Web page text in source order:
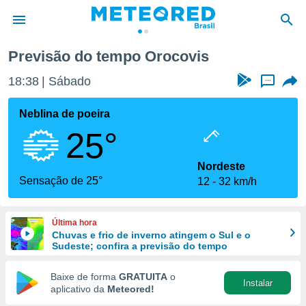
da
fornecidas
a este
das
e
forma
digital
Previsão do tempo Orocovis
18:38 Sábado ...
Neblina de poeira
25°
Sensação de 25°
Nordeste
12
32 km/h
Última hora
Chuvas e frio de inverno atingem o Sul e o
Sudeste; confira a previsão do tempo
Baixe de forma GRATUITA o
aplicativo da Meteored!
Instalar